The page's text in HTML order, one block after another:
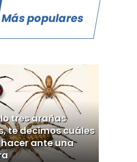
Más populares
tres arañas
te decimos cuáles
ante una